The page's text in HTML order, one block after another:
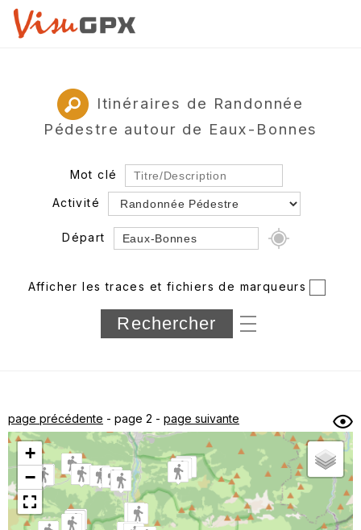
Itinéraires de Randonnée
Pédestre autour de Eaux-Bonnes
Mot clé
Activité
Départ
Département
Longueur min/max
sous-dossiers
Trier par
Horodatage Photos
Afficher les traces et fichiers de marqueurs
page précédente - page 2 - page suivante
+
−